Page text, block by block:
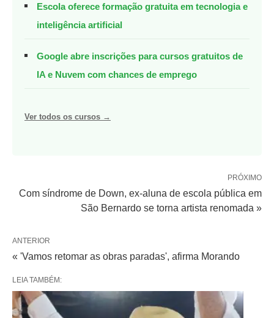
Escola oferece formação gratuita em tecnologia e
inteligência artificial
Google abre inscrições para cursos gratuitos de
IA e Nuvem com chances de emprego
Ver todos os cursos →
PRÓXIMO
Com síndrome de Down, ex-aluna de escola pública em
São Bernardo se torna artista renomada »
ANTERIOR
« 'Vamos retomar as obras paradas', afirma Morando
LEIA TAMBÉM: